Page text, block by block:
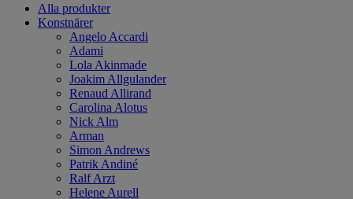
Alla produkter
Konstnärer
Angelo Accardi
Adami
Lola Akinmade
Joakim Allgulander
Renaud Allirand
Carolina Alotus
Nick Alm
Arman
Simon Andrews
Patrik Andiné
Ralf Arzt
Helene Aurell